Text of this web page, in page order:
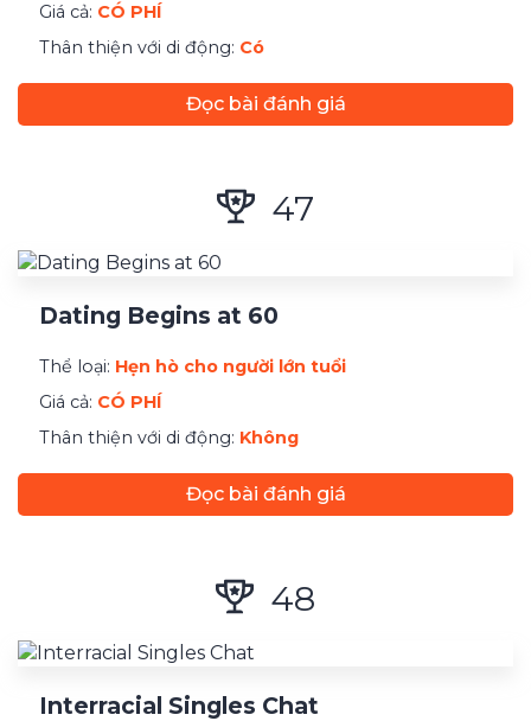
Giá cả: CÓ PHÍ
Thân thiện với di động: Có
Đọc bài đánh giá
47
Dating Begins at 60
Thể loại: Hẹn hò cho người lớn tuổi
Giá cả: CÓ PHÍ
Thân thiện với di động: Không
Đọc bài đánh giá
48
Interracial Singles Chat